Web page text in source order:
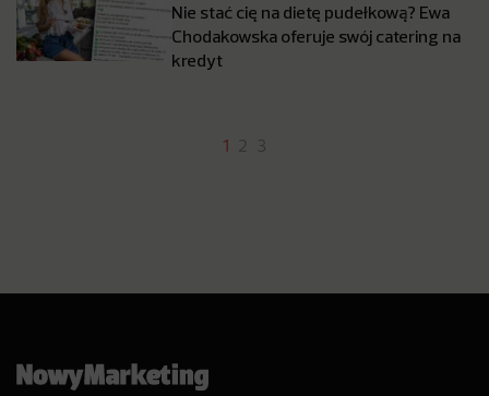
Nie stać cię na dietę pudełkową? Ewa
Chodakowska oferuje swój catering na
kredyt
1 2 3